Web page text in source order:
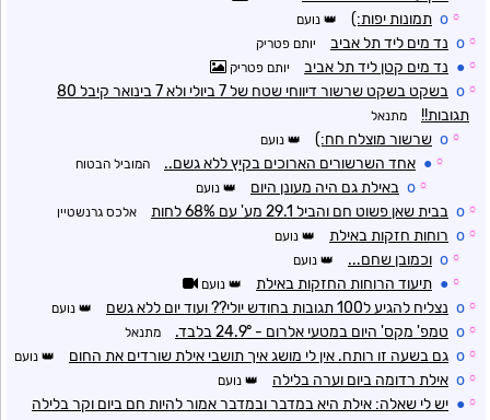
☼
o תמונות יפות:) נועם
☼
o נד מים ליד תל אביב יותם פטריק
☼
● נד מים קטן ליד תל אביב יותם פטריק
☼
o
בשקט בשקט שרשור דיווחי שטח של 7 ביולי ולא 7 בינואר קיבל 80
תגובות!!
מתנאל
☼
o שרשור מוצלח חח:) נועם
☼
● אחד השרשורים הארוכים בקיץ ללא גשם.. המוביל הבטוח
☼
o באילת גם היה מעונן היום נועם
☼
o בבית שאן פשוט חם והביל 29.1 מע' עם 68% לחות אלכס גרנשטיין
☼
o רוחות חזקות באילת נועם
☼
o וכמובן שחם... נועם
☼
● תיעוד הרוחות החזקות באילת נועם
☼
o נצליח להגיע ל100 תגובות בחודש יולי?? ועוד יום ללא גשם נועם
☼
o טמפ' מקס' היום במטעי אלרום - 24.9° בלבד. מתנאל
☼
o גם בשעה זו רותח. אין לי מושג איך תושבי אילת שורדים את החום נועם
☼
o אילת רדומה ביום וערה בלילה נועם
☼
● יש לי שאלה: אילת היא במדבר ובמדבר אמור להיות חם ביום וקר בלילה